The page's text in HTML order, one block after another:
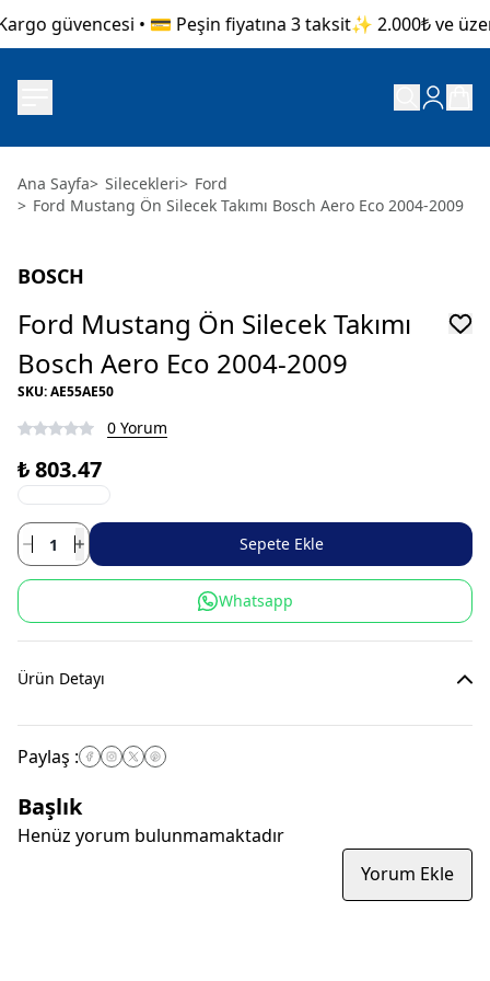
güvencesi • 💳 Peşin fiyatına 3 taksit✨ 2.000₺ ve
Ana Sayfa> Silecekleri> Ford
> Ford Mustang Ön Silecek Takımı Bosch Aero Eco 2004-2009
BOSCH
Ford Mustang Ön Silecek Takımı
Bosch Aero Eco 2004-2009
SKU:AE55AE50
0 Yorum
₺ 803.47
Sepete Ekle
Whatsapp
Ürün Detayı
Paylaş :
Başlık
Henüz yorum bulunmamaktadır
Yorum Ekle